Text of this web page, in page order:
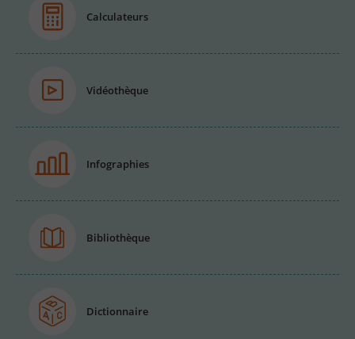
Calculateurs
Vidéothèque
Infographies
Bibliothèque
Dictionnaire